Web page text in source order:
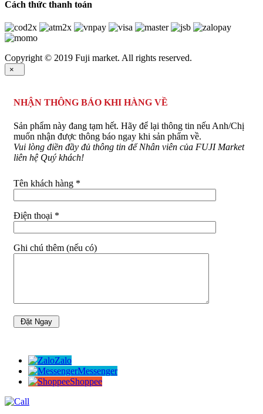
Cách thức thanh toán
Copyright © 2019 Fuji market. All rights reserved.
×
NHẬN THÔNG BÁO KHI HÀNG VỀ
Sản phẩm này đang tạm hết. Hãy để lại thông tin nếu Anh/Chị
muốn nhận được thông báo ngay khi sản phẩm về.
Vui lòng điền đầy đủ thông tin để Nhân viên của FUJI Market
liên hệ Quý khách!
Tên khách hàng *
Điện thoại *
Ghi chú thêm (nếu có)
Zalo
Messenger
Shoppee